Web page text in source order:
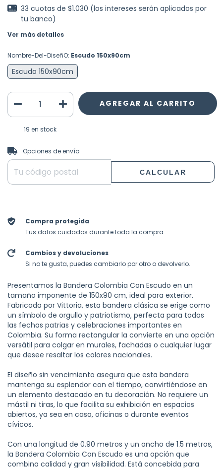
33 cuotas de $1.030 (los intereses serán aplicados por
tu banco)
Ver más detalles
Nombre-Del-DiseñO: Escudo 150x90cm
Escudo 150x90cm
19 en stock
Entregas para el CP:
Opciones de envío
CALCULAR
Compra protegida
Tus datos cuidados durante toda la compra.
Cambios y devoluciones
Si no te gusta, puedes cambiarlo por otro o devolverlo.
Presentamos la Bandera Colombia Con Escudo en un
tamaño imponente de 150x90 cm, ideal para exterior.
Fabricada por Vittoria, esta bandera clásica se erige como
un símbolo de orgullo y patriotismo, perfecta para todas
las fechas patrias y celebraciones importantes en
Colombia. Su forma rectangular la convierte en una opción
versátil para colgar en murales, fachadas o cualquier lugar
que desee resaltar los colores nacionales.
El diseño sin vencimiento asegura que esta bandera
mantenga su esplendor con el tiempo, convirtiéndose en
un elemento destacado en tu decoración. No requiere un
mástil ni tiras, lo que facilita su exhibición en espacios
abiertos, ya sea en casa, oficinas o durante eventos
cívicos.
Con una longitud de 0.90 metros y un ancho de 1.5 metros,
la Bandera Colombia Con Escudo es una opción que
combina calidad y gran visibilidad. Está concebida para